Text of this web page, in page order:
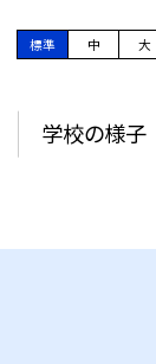
標準 中 大
学校の様子